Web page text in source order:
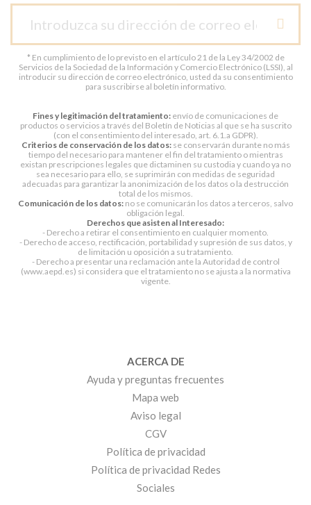
* En cumplimiento de lo previsto en el artículo 21 de la Ley 34/2002 de
Servicios de la Sociedad de la Información y Comercio Electrónico (LSSI), al
introducir su dirección de correo electrónico, usted da su consentimiento
para suscribirse al boletín informativo.
Fines y legitimación del tratamiento: envío de comunicaciones de
productos o servicios a través del Boletín de Noticias al que se ha suscrito
(con el consentimiento del interesado, art. 6.1.a GDPR).
Criterios de conservación de los datos:se conservarán durante no más
tiempo del necesario para mantener el fin del tratamiento o mientras
existan prescripciones legales que dictaminen su custodia y cuando ya no
sea necesario para ello, se suprimirán con medidas de seguridad
adecuadas para garantizar la anonimización de los datos o la destrucción
total de los mismos.
Comunicación de los datos: no se comunicarán los datos a terceros, salvo
obligación legal.
Derechos que asisten al Interesado:
- Derecho a retirar el consentimiento en cualquier momento.
- Derecho de acceso, rectificación, portabilidad y supresión de sus datos, y
de limitación u oposición a su tratamiento.
- Derecho a presentar una reclamación ante la Autoridad de control
(www.aepd.es) si considera que el tratamiento no se ajusta a la normativa
vigente.
ACERCA DE
Ayuda y preguntas frecuentes
Mapa web
Aviso legal
CGV
Política de privacidad
Política de privacidad Redes
Sociales